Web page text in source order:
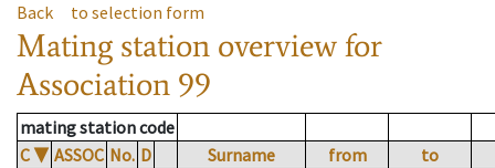
Back to selection form
Mating station overviewfor
Association 99
mating station code
C ▼ ASSOC No. D Surname from
to